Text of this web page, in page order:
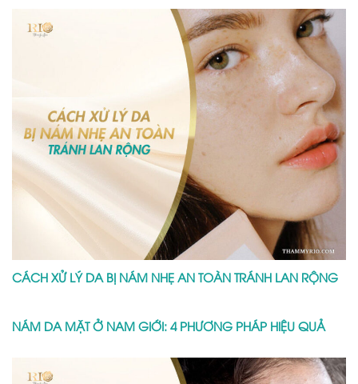
CÁCH XỬ LÝ DA BỊ NÁM NHẸ AN TOÀN TRÁNH LAN RỘNG
NÁM DA MẶT Ở NAM GIỚI: 4 PHƯƠNG PHÁP HIỆU QUẢ